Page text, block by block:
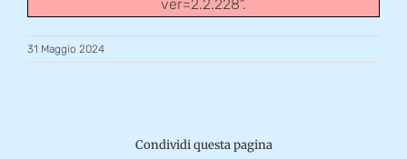
ver=2.2.228".
31 Maggio 2024
Condividi questa pagina